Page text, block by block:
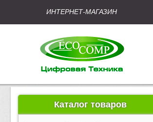
ИНТЕРНЕТ-МАГАЗИН
Каталог товаров